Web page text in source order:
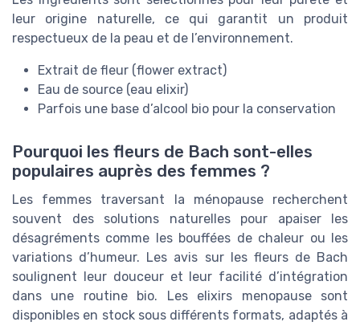
leur origine naturelle, ce qui garantit un produit
respectueux de la peau et de l’environnement.
Extrait de fleur (flower extract)
Eau de source (eau elixir)
Parfois une base d’alcool bio pour la conservation
Pourquoi les fleurs de Bach sont-elles
populaires auprès des femmes ?
Les femmes traversant la ménopause recherchent
souvent des solutions naturelles pour apaiser les
désagréments comme les bouffées de chaleur ou les
variations d’humeur. Les avis sur les fleurs de Bach
soulignent leur douceur et leur facilité d’intégration
dans une routine bio. Les elixirs menopause sont
disponibles en stock sous différents formats, adaptés à